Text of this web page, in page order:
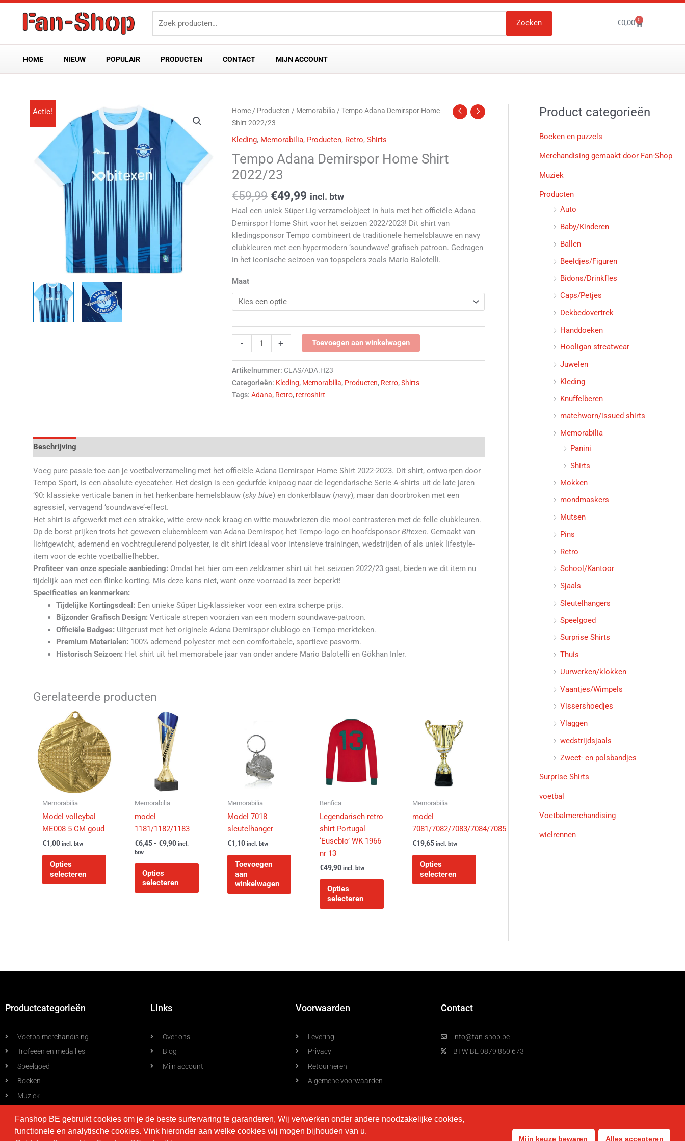
Ga
inhoud
naar:
Zoeken €0,00 0
Winkelwagen
HOME NIEUW POPULAIR PRODUCTEN CONTACT MIJN ACCOUNT
Actie! Home / Producten / Memorabilia / Tempo Adana Demirspor Home
Shirt 2022/23
Kleding, Memorabilia, Producten, Retro,Shirts
Tempo Adana Demirspor Home Shirt
2022/23
€59,99
Oorspronkelijke
prijs
was:
€59,99.
€49,99
Huidige
is:
€49,99.
incl. btw
Haal een uniek Süper Lig-verzamelobject in huis met het officiële Adana
Demirspor Home Shirt voor het seizoen 2022/2023! Dit shirt van
kledingsponsor Tempo combineert de traditionele hemelsblauwe en navy
clubkleuren met een hypermodern ‘soundwave’ grafisch patroon. Gedragen
in het iconische seizoen van topspelers zoals Mario Balotelli.
Maat
-
Tempo
Adana
Demirspor
Shirt
2022/23
+ Toevoegen aan winkelwagen
Artikelnummer: CLAS/ADA.H23
Categorieën: Kleding, Memorabilia, Producten, Retro,Shirts
Tags:Adana, Retro, retroshirt
Beschrijving
Voeg pure passie toe aan je voetbalverzameling met het officiële Adana Demirspor Home Shirt 2022-2023. Dit shirt, ontworpen door
Tempo Sport, is een absolute eyecatcher. Het design is een gedurfde knipoog naar de legendarische Serie A-shirts uit de late jaren
’90: klassieke verticale banen in het herkenbare hemelsblauw (sky blue) en donkerblauw (navy), maar dan doorbroken met een
agressief, vervagend ‘soundwave’-effect.
Het shirt is afgewerkt met een strakke, witte crew-neck kraag en witte mouwbriezen die mooi contrasteren met de felle clubkleuren.
Op de borst prijken trots het geweven clubembleem van Adana Demirspor, het Tempo-logo en hoofdsponsor Bitexen. Gemaakt van
lichtgewicht, ademend en vochtregulerend polyester, is dit shirt ideaal voor intensieve trainingen, wedstrijden of als uniek lifestyle-
item voor de echte voetballiefhebber.
Profiteer van onze speciale aanbieding: Omdat het hier om een zeldzamer shirt uit het seizoen 2022/23 gaat, bieden we dit item nu
tijdelijk aan met een flinke korting. Mis deze kans niet, want onze voorraad is zeer beperkt!
Specificaties en kenmerken:
Tijdelijke Kortingsdeal: Een unieke Süper Lig-klassieker voor een extra scherpe prijs.
Bijzonder Grafisch Design: Verticale strepen voorzien van een modern soundwave-patroon.
Officiële Badges: Uitgerust met het originele Adana Demirspor clublogo en Tempo-merkteken.
Premium Materialen: 100% ademend polyester met een comfortabele, sportieve pasvorm.
Historisch Seizoen: Het shirt uit het memorabele jaar van onder andere Mario Balotelli en Gökhan Inler.
Gerelateerde producten
Memorabilia
Model volleybal
ME008 5 CM goud
€1,00 incl. btw
Opties
selecteren
heeft
meerdere
variaties.
Deze
productpagina
Memorabilia
model
1181/1182/1183
€6,45 - €9,90
Prijsklasse:
€6,45
tot
incl.
btw
Opties
selecteren
productpagina
Memorabilia
Model 7018
sleutelhanger
€1,10 incl. btw
Toevoegen
aan
winkelwagen
Benfica
Legendarisch retro
shirt Portugal
‘Eusebio’ WK 1966
nr 13
€49,90 incl. btw
Opties
selecteren
productpagina
Memorabilia
model
7081/7082/7083/7084/7085
€19,65 incl. btw
Opties
selecteren
worden
Product categorieën
Boeken en puzzels
Merchandising gemaakt door Fan-Shop
Muziek
Producten
Auto
Baby/Kinderen
Ballen
Beeldjes/Figuren
Bidons/Drinkfles
Caps/Petjes
Dekbedovertrek
Handdoeken
Hooligan streatwear
Juwelen
Kleding
Knuffelberen
matchworn/issued shirts
Memorabilia
Panini
Shirts
Mokken
mondmaskers
Mutsen
Pins
Retro
School/Kantoor
Sjaals
Sleutelhangers
Speelgoed
Surprise Shirts
Thuis
Uurwerken/klokken
Vaantjes/Wimpels
Vissershoedjes
Vlaggen
wedstrijdsjaals
Zweet- en polsbandjes
Surprise Shirts
voetbal
Voetbalmerchandising
wielrennen
Productcategorieën
Voetbalmerchandising
Trofeeën en medailles
Speelgoed
Boeken
Muziek
Links
Over ons
Blog
Mijn account
Voorwaarden
Levering
Privacy
Retourneren
Algemene voorwaarden
Contact
info@fan-shop.be
BTW BE 0879.850.673
Fanshop BE gebruikt cookies om je de beste surfervaring te garanderen, Wij verwerken onder andere noodzakelijke cookies,
functionele en analytische cookies. Vink hieronder aan welke cookies wij mogen bijhouden van u.
Mijn keuze bewaren Alles accepteren